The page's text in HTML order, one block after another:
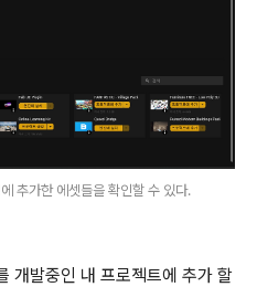
추가한 에셋들을 확인할 수 있다.
개발중인 내 프로젝트에 추가 할